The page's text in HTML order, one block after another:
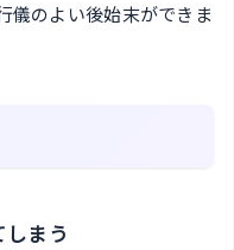
儀のよい後始末ができま
まう